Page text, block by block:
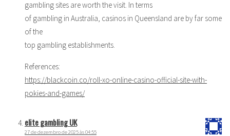
gambling sites are worth the visit. In terms
of gambling in Australia, casinos in Queensland are by far some
of the
top gambling establishments.
References:
https://blackcoin.co/roll-xo-online-casino-official-site-with-
pokies-and-games/
elite gambling UK
27 de dezembro de 2025 às 04:55